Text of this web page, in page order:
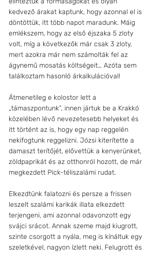
kedvező árakat kaptunk, hogy azonnal el is
döntöttük, itt több napot maradunk. Máig
emlékszem, hogy az első éjszaka 5 zloty
volt, míg a következők már csak 3 zloty,
mert azokra már nem számolták fel az
ágynemű mosatás költségeit… Azóta sem
találkoztam hasonló árkalkulációval!
Átmenetileg e kolostor lett a
„támaszpontunk”, innen jártuk be a Krakkó
közelében lévő nevezetesebb helyeket és
itt történt az is, hogy egy nap reggelén
nekifogtunk reggelizni. Józsi kiterítette a
damaszt terítőjét, elővettük a kenyerünket,
zöldpaprikát és az otthonról hozott, de már
megkezdett Pick-téliszalámi rudat.
Elkezdtünk falatozni és persze a frissen
leszelt szalámi karikák illata elkezdett
terjengeni, ami azonnal odavonzott egy
svájci srácot. Annak szeme majd kiugrott,
szinte csorgott a nyála, meg is kínáltuk egy
szeletkével, nagyon ízlett neki. Felugrott és